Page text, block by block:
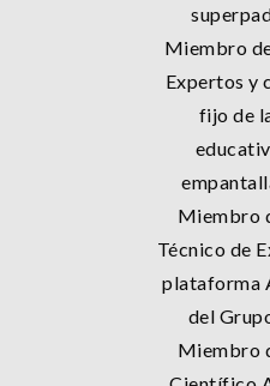
Miembro
Expertos y
fijo de
Miembro
Técnico de
plataforma
del
Miembro